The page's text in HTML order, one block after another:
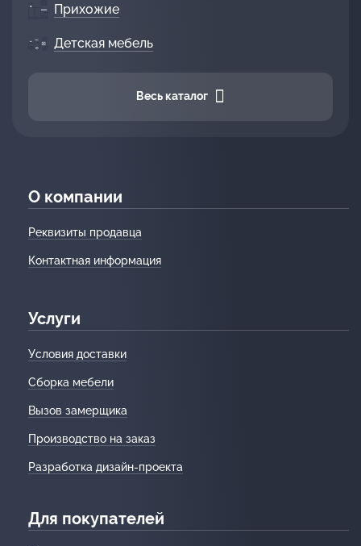
Прихожие
Детская мебель
Весь каталог
О компании
Реквизиты продавца
Контактная информация
Услуги
Условия доставки
Сборка мебели
Вызов замерщика
Производство на заказ
Разработка дизайн-проекта
Для покупателей